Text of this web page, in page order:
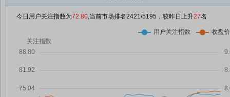
实施公告
05-19
04-30
04-30
今日用户关注指数为72.80,当前市场排名2421/5195，较昨日上升27名